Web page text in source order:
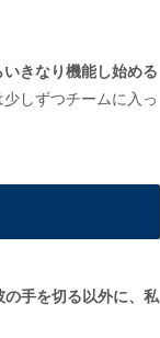
きなり機能し始める
しずつチームに入っ
の手を切る以外に、私